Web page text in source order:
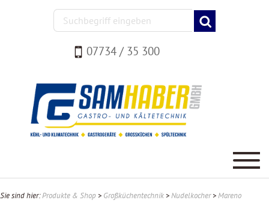
07734 / 35 300
Sie sind hier:Produkte & Shop > Großküchentechnik >Nudelkocher>Mareno